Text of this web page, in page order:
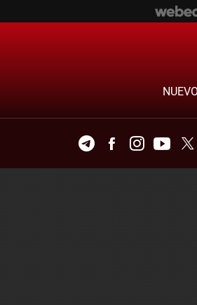
NUEVO
TelegramFacebookInstagram